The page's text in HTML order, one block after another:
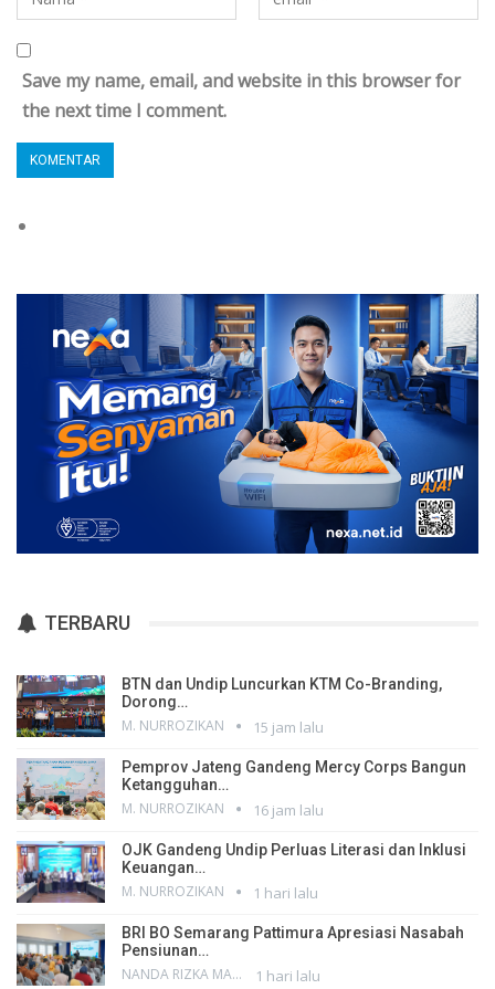
Save my name, email, and website in this browser for
the next time I comment.
TERBARU
BTN dan Undip Luncurkan KTM Co-Branding,
Dorong…
M. NURROZIKAN 15 jam lalu
Pemprov Jateng Gandeng Mercy Corps Bangun
Ketangguhan…
M. NURROZIKAN 16 jam lalu
OJK Gandeng Undip Perluas Literasi dan Inklusi
Keuangan…
M. NURROZIKAN 1 hari lalu
BRI BO Semarang Pattimura Apresiasi Nasabah
Pensiunan…
NANDA RIZKA MAHENDRA 1 hari lalu